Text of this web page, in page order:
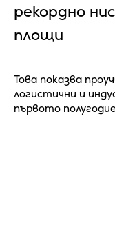
рекордно
площи
Това показва
логистични и
първото полугодие